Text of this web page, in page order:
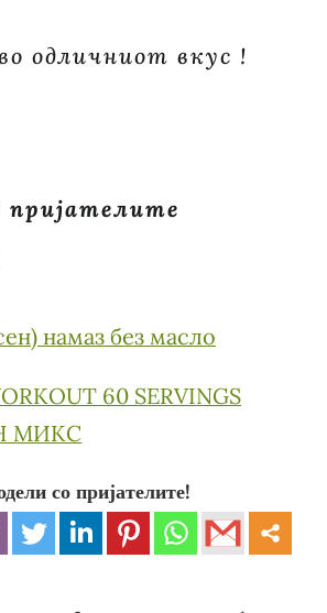
одличниот вкус !
пријателите
намаз без масло
60 SERVINGS
МИКС
со пријателите!